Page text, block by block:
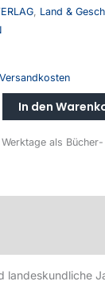
Land &
Versandkosten
In den
als
landeskundliche